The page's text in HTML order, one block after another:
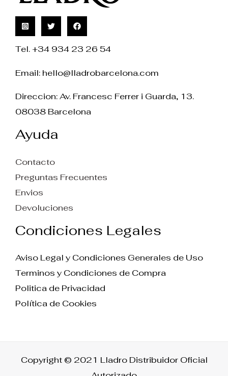
Tel. +34 934 23 26 54
Email: hello@lladrobarcelona.com
Direccion: Av. Francesc Ferrer i Guarda, 13.
08038 Barcelona
Ayuda
Contacto
Preguntas Frecuentes
Envios
Devoluciones
Condiciones Legales
Aviso Legal y Condiciones Generales de Uso
Terminos y Condiciones de Compra
Politica de Privacidad
Política de Cookies
Copyright © 2021 Lladro Distribuidor Oficial